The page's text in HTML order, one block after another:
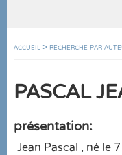
accueil > recherche par
PASCAL
présentation:
Jean Pascal , né le